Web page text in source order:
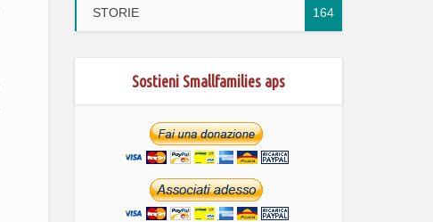
STORIE 164
Sostieni Smallfamilies aps